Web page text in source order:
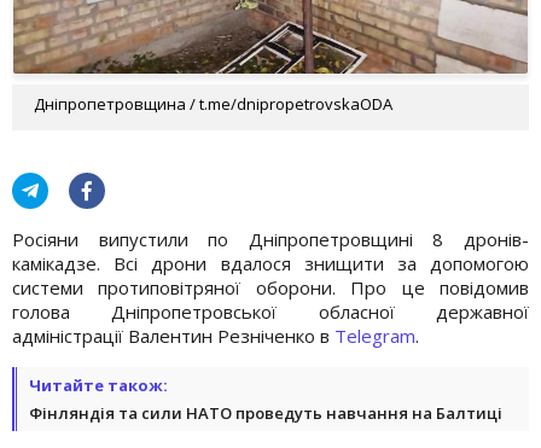
Дніпропетровщина / t.me/dnipropetrovskaODA
Росіяни випустили по Дніпропетровщині 8 дронів-
камікадзе. Всі дрони вдалося знищити за допомогою
системи протиповітряної оборони. Про це повідомив
голова Дніпропетровської обласної державної
адміністрації Валентин Резніченко в Telegram.
Читайте також:
Фінляндія та сили НАТО проведуть навчання на Балтиці